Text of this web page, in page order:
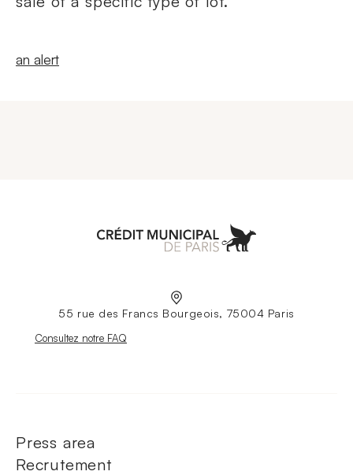
New windowCreate
an alert
55 rue des Francs Bourgeois, 75004 Paris
Nouvelle fenêtre
Consultez notre FAQ
Press area
Recrutement